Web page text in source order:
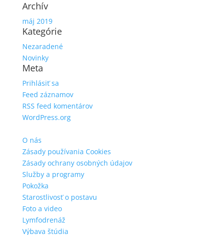
Archív
máj 2019
Kategórie
Nezaradené
Novinky
Meta
Prihlásiť sa
Feed záznamov
RSS feed komentárov
WordPress.org
O nás
Zásady používania Cookies
Zásady ochrany osobných údajov
Služby a programy
Pokožka
Starostlivosť o postavu
Foto a video
Lymfodrenáž
Výbava štúdia